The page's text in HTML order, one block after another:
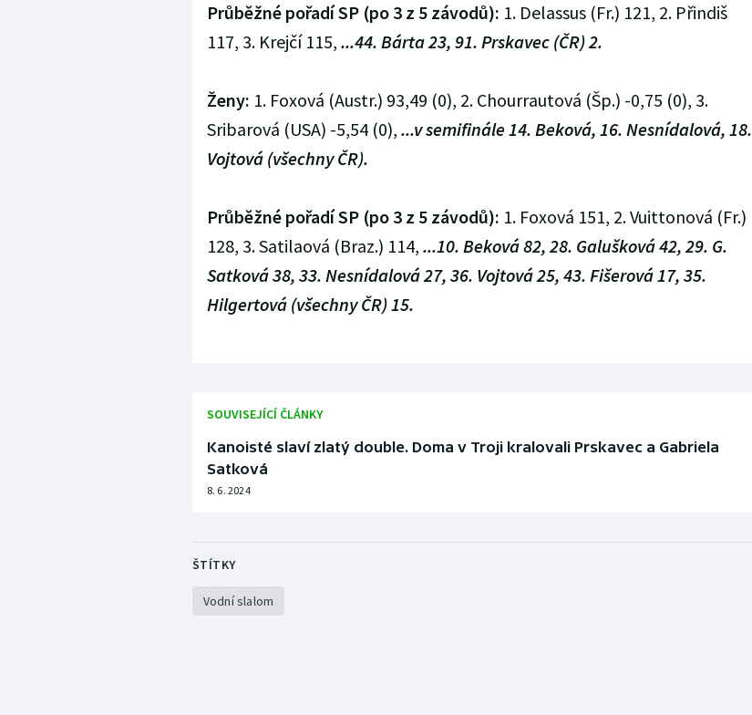
Průběžné pořadí SP (po 3 z 5 závodů): 1. Delassus (Fr.) 121, 2. Přindiš
117, 3. Krejčí 115, ...44. Bárta 23, 91. Prskavec (ČR) 2.
Ženy: 1. Foxová (Austr.) 93,49 (0), 2. Chourrautová (Šp.) -0,75 (0), 3.
Sribarová (USA) -5,54 (0), ...v semifinále 14. Beková, 16. Nesnídalová, 18.
Vojtová (všechny ČR).
Průběžné pořadí SP (po 3 z 5 závodů): 1. Foxová 151, 2. Vuittonová (Fr.)
128, 3. Satilaová (Braz.) 114, ...10. Beková 82, 28. Galušková 42, 29. G.
Satková 38, 33. Nesnídalová 27, 36. Vojtová 25, 43. Fišerová 17, 35.
Hilgertová (všechny ČR) 15.
SOUVISEJÍCÍ ČLÁNKY
Kanoisté slaví zlatý double. Doma v Troji kralovali Prskavec a Gabriela
Satková
8. 6. 2024
ŠTÍTKY
Vodní slalom